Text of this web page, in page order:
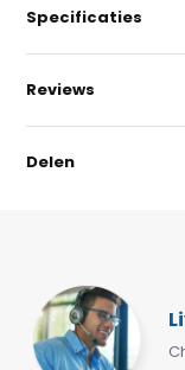
Specificaties
Reviews
Delen